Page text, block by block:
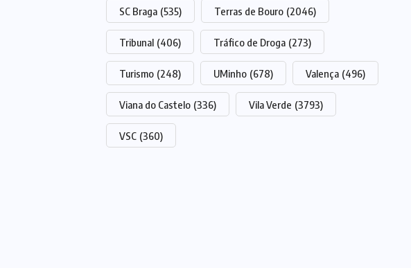
SC Braga (535) Terras de Bouro (2046)
Tribunal (406) Tráfico de Droga (273)
Turismo (248) UMinho (678) Valença (496)
Viana do Castelo (336) Vila Verde (3793)
VSC (360)